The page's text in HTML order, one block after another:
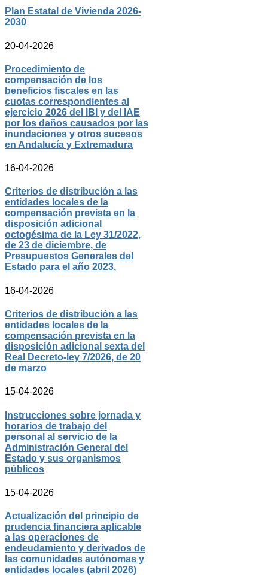
Plan Estatal de Vivienda 2026-
2030
20-04-2026
Procedimiento de
compensación de los
beneficios fiscales en las
cuotas correspondientes al
ejercicio 2026 del IBI y del IAE
por los daños causados por las
inundaciones y otros sucesos
en Andalucía y Extremadura
16-04-2026
Criterios de distribución a las
entidades locales de la
compensación prevista en la
disposición adicional
octogésima de la Ley 31/2022,
de 23 de diciembre, de
Presupuestos Generales del
Estado para el año 2023,
16-04-2026
Criterios de distribución a las
entidades locales de la
compensación prevista en la
disposición adicional sexta del
Real Decreto-ley 7/2026, de 20
de marzo
15-04-2026
Instrucciones sobre jornada y
horarios de trabajo del
personal al servicio de la
Administración General del
Estado y sus organismos
públicos
15-04-2026
Actualización del principio de
prudencia financiera aplicable
a las operaciones de
endeudamiento y derivados de
las comunidades autónomas y
entidades locales (abril 2026)